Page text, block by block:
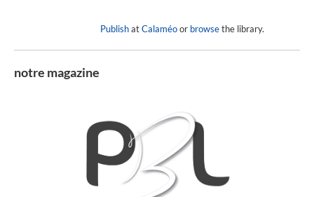
Publish at Calaméo or browse the library.
notre magazine